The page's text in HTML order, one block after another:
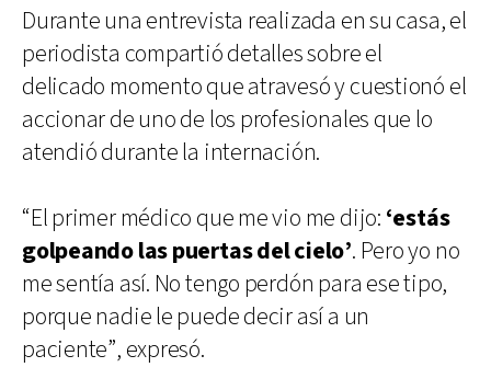
Durante una entrevista realizada en su casa, el
periodista compartió detalles sobre el
delicado momento que atravesó y cuestionó el
accionar de uno de los profesionales que lo
atendió durante la internación.
“El primer médico que me vio me dijo: ‘estás
golpeando las puertas del cielo’. Pero yo no
me sentía así. No tengo perdón para ese tipo,
porque nadie le puede decir así a un
paciente”, expresó.